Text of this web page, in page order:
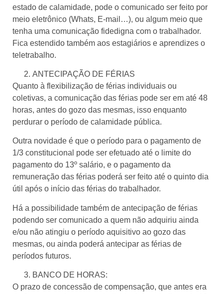
estado de calamidade, pode o comunicado ser feito por
meio eletrônico (Whats, E-mail…), ou algum meio que
tenha uma comunicação fidedigna com o trabalhador.
Fica estendido também aos estagiários e aprendizes o
teletrabalho.
ANTECIPAÇÃO DE FÉRIAS
Quanto à flexibilização de férias individuais ou
coletivas, a comunicação das férias pode ser em até 48
horas, antes do gozo das mesmas, isso enquanto
perdurar o período de calamidade pública.
Outra novidade é que o período para o pagamento de
1/3 constitucional pode ser efetuado até o limite do
pagamento do 13º salário, e o pagamento da
remuneração das férias poderá ser feito até o quinto dia
útil após o início das férias do trabalhador.
Há a possibilidade também de antecipação de férias
podendo ser comunicado a quem não adquiriu ainda
e/ou não atingiu o período aquisitivo ao gozo das
mesmas, ou ainda poderá antecipar as férias de
períodos futuros.
BANCO DE HORAS:
O prazo de concessão de compensação, que antes era